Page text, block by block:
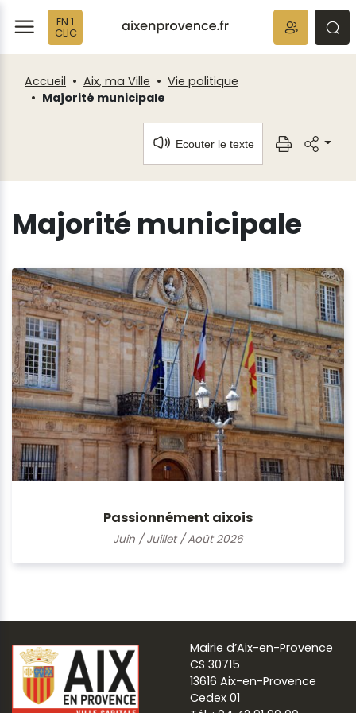
EN 1
CLIC
Accueil Aix, ma Ville
Vie politique
Majorité municipale
Ecouter le texte
Majorité municipale
Passionnément aixois
Juin / Juillet / Août 2026
Mairie d’Aix-en-Provence
CS 30715
13616 Aix-en-Provence
Cedex 01
Fenêtre
de
chat
Panneau de gestion des cookies